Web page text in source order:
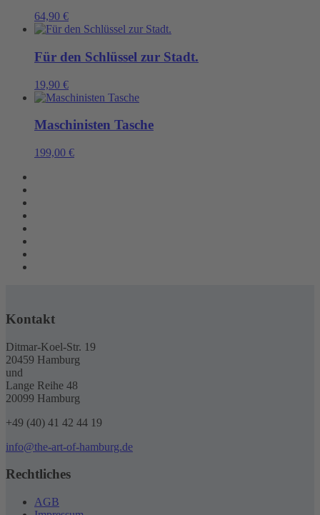
64,90 €
Für den Schlüssel zur Stadt.
19,90 €
Maschinisten Tasche
199,00 €
Kontakt
Ditmar-Koel-Str. 19
20459 Hamburg
und
Lange Reihe 48
20099 Hamburg
+49 (40) 41 42 44 19
info@the-art-of-hamburg.de
Rechtliches
AGB